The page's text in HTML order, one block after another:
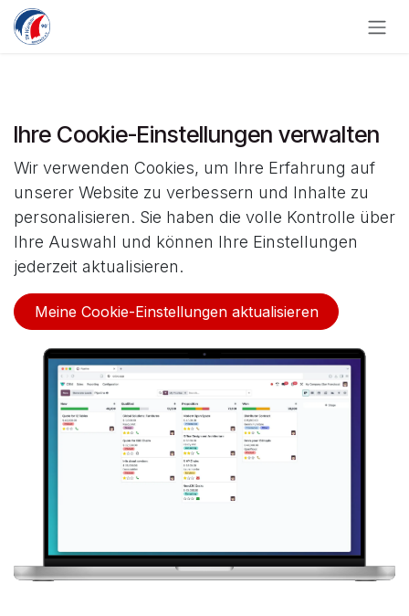
Zum Inhalt springen
Ihre Cookie-Einstellungen verwalten
Wir verwenden Cookies, um Ihre Erfahrung auf
unserer Website zu verbessern und Inhalte zu
personalisieren. Sie haben die volle Kontrolle über
Ihre Auswahl und können Ihre Einstellungen
jederzeit aktualisieren.
Meine Cookie-Einstellungen aktualisieren